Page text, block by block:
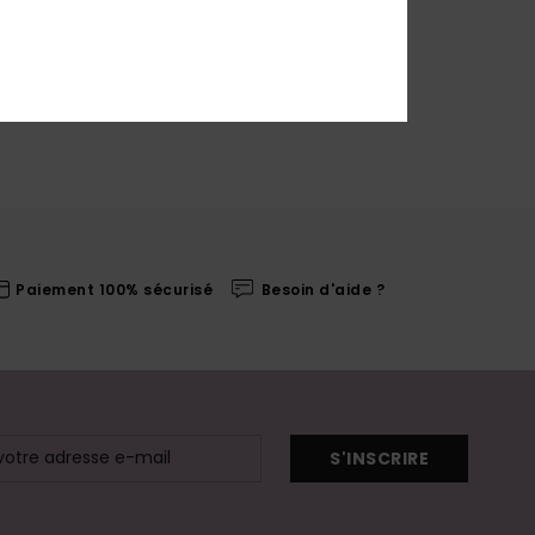
Paiement 100% sécurisé Besoin d'aide ?
S'INSCRIRE